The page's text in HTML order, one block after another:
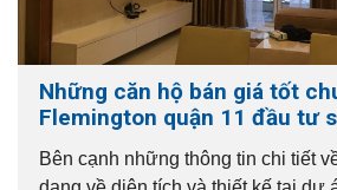
Những căn hộ bán giá tốt
Flemington quận 11 đầu tư
Bên cạnh những thông tin chi tiết